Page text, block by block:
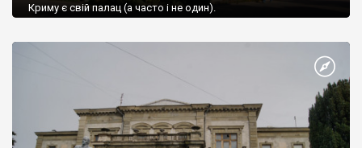
Криму є свій палац (а часто і не один).